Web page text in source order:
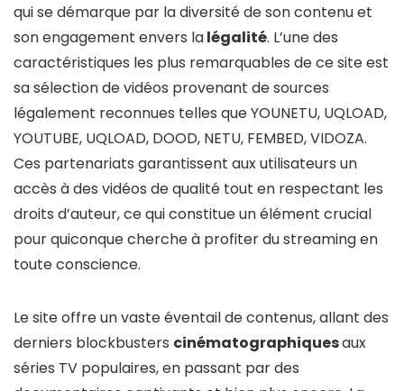
qui se démarque par la diversité de son contenu et
son engagement envers lalégalité. L’une des
caractéristiques les plus remarquables de ce site est
sa sélection de vidéos provenant de sources
légalement reconnues telles que YOUNETU, UQLOAD,
YOUTUBE, UQLOAD, DOOD, NETU, FEMBED, VIDOZA.
Ces partenariats garantissent aux utilisateurs un
accès à des vidéos de qualité tout en respectant les
droits d’auteur, ce qui constitue un élément crucial
pour quiconque cherche à profiter du streaming en
toute conscience.
Le site offre un vaste éventail de contenus, allant des
derniers blockbusters cinématographiquesaux
séries TV populaires, en passant par des